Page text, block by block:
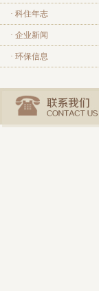
· 科住年志
· 企业新闻
· 环保信息